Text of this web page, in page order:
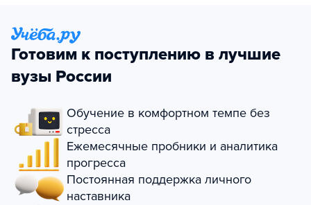
Готовим к поступлению в лучшие
вузы России
Обучение в комфортном темпе без
стресса
Ежемесячные пробники и аналитика
прогресса
Постоянная поддержка личного
наставника